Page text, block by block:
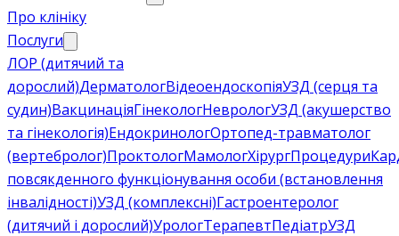
Про клініку
Послуги
ЛОР (дитячий та
дорослий)ДерматологВідеоендоскопіяУЗД (серця та
судин)ВакцинаціяГінекологНеврологУЗД (акушерство
та гінекологія)ЕндокринологОртопед-травматолог
(вертебролог)ПроктологМамологХірургПроцедури
повсякденного функціонування особи (встановлення
інвалідності)УЗД (комплексні)Гастроентеролог
(дитячий і дорослий)УрологТерапевтПедіатрУЗД